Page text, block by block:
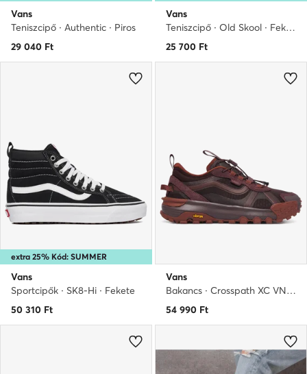
Vans
Teniszcipő · Authentic · Piros
29 040 Ft
Vans
Teniszcipő · Old Skool · Fekete
25 700 Ft
extra 25% Kód: SUMMER
Vans
Sportcipők · SK8-Hi · Fekete
50 310 Ft
Vans
Bakancs · Crosspath XC VN000EJJGRB1 · Barna
54 990 Ft